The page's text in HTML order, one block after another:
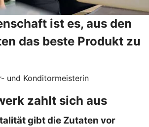
ist es, aus den
das beste Produkt zu
und Konditormeisterin
zahlt sich aus
gibt die Zutaten vor